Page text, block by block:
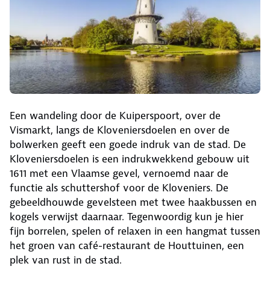
Een wandeling door de Kuiperspoort, over de
Vismarkt, langs de Kloveniersdoelen en over de
bolwerken geeft een goede indruk van de stad. De
Kloveniersdoelen is een indrukwekkend gebouw uit
1611 met een Vlaamse gevel, vernoemd naar de
functie als schuttershof voor de Kloveniers. De
gebeeldhouwde gevelsteen met twee haakbussen en
kogels verwijst daarnaar. Tegenwoordig kun je hier
fijn borrelen, spelen of relaxen in een hangmat tussen
het groen van café-restaurant de Houttuinen, een
plek van rust in de stad.